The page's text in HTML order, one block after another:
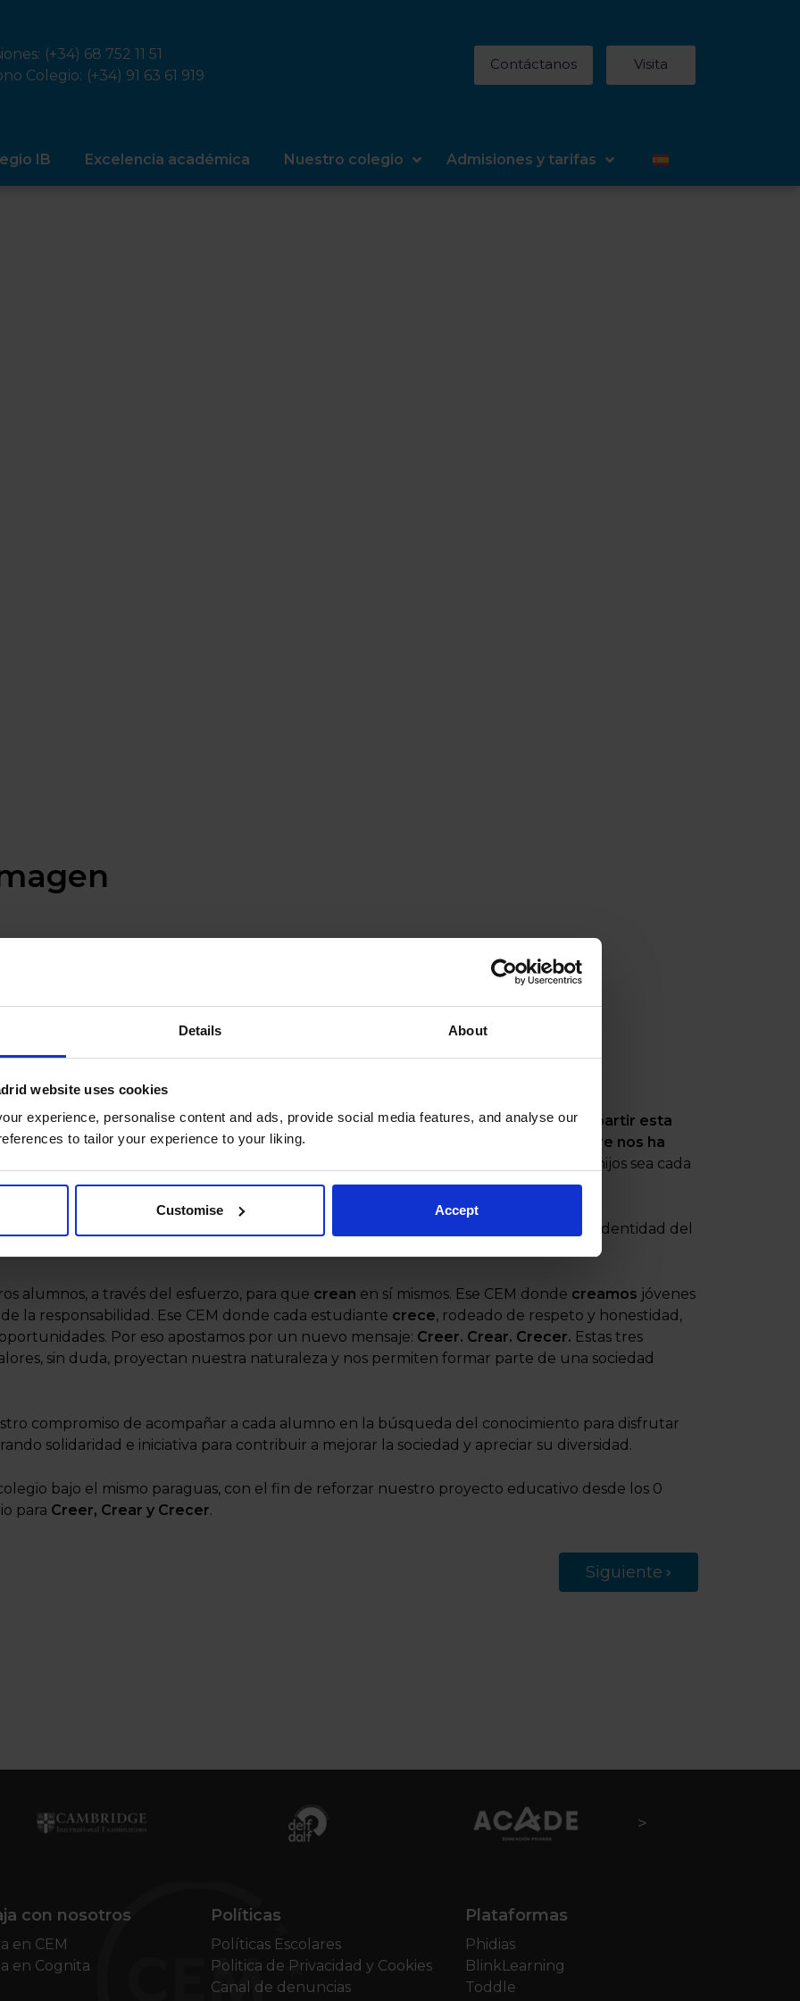
Details About
website uses cookies
experience, personalise content and ads, provide social media features, and analyse our
to tailor your experience to your liking.
Customise Accept
(+34) 68 752 11 51
Colegio: (+34) 91 63 61 919
Contáctanos Visita
IB Excelencia académica Nuestro colegio Admisiones y tarifas
en el valor de las personas?
a nuestros estudiantes.
en el desarrollo de habilidades.
y lo que queremos transmitir. Por eso, estamos muy contentos de compartir esta
y la dirección en la que avanza el colegio,. Pero
sin perder de vista lo que siempre nos ha
en el que habéis depositado la confianza para que la educación de vuestros hijos sea cada
aprendizaje y disfrute.
nueva imagen del Colegio Europeo de Madrid representa nuestros valores y la identidad del
alumnos, a través del esfuerzo, para que crean en sí mismos. Ese CEM donde creamos jóvenes
la responsabilidad. Ese CEM donde cada estudiante crece, rodeado de respeto y honestidad,
Por eso apostamos por un nuevo mensaje: Creer. Crear. Crecer. Estas tres
sin duda, proyectan nuestra naturaleza y nos permiten formar parte de una sociedad
compromiso de acompañar a cada alumno en la búsqueda del conocimiento para disfrutar
solidaridad e iniciativa para contribuir a mejorar la sociedad y apreciar su diversidad.
bajo el mismo paraguas, con el fin de reforzar nuestro proyecto educativo desde los 0
para Creer, Crear y Crecer.
Siguiente
con nosotros
en CEM
en Cognita
Políticas
Políticas Escolares
Politica de Privacidad y Cookies
Canal de denuncias
Plataformas
Phidias
BlinkLearning
Toddle